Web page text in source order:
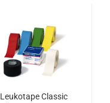
Leukotape Classic